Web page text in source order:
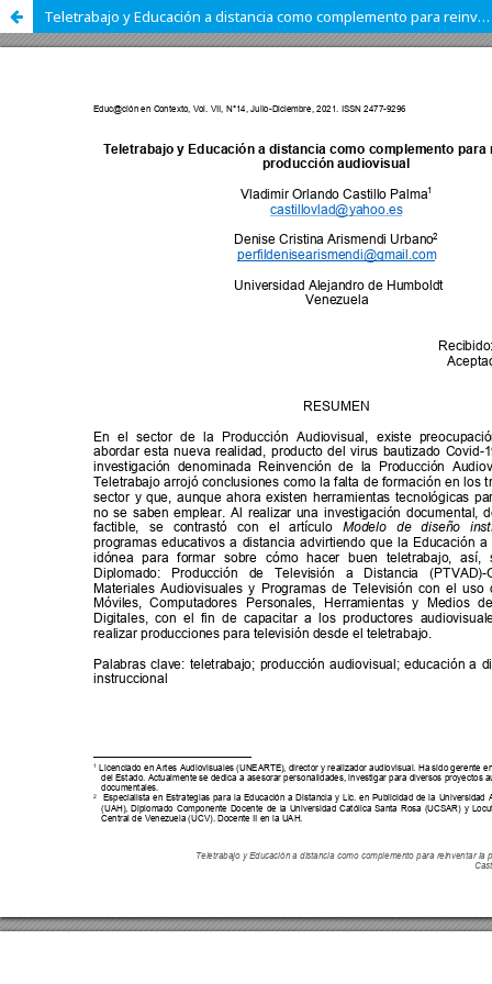
Teletrabajo y Educación a distancia como complemento para reinventar la producción audiovisual